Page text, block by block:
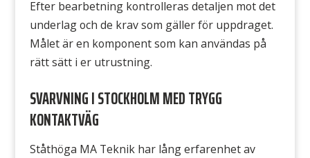
Efter bearbetning kontrolleras detaljen mot det
underlag och de krav som gäller för uppdraget.
Målet är en komponent som kan användas på
rätt sätt i er utrustning.
SVARVNING I STOCKHOLM MED TRYGG
KONTAKTVÄG
Ståthöga MA Teknik har lång erfarenhet av